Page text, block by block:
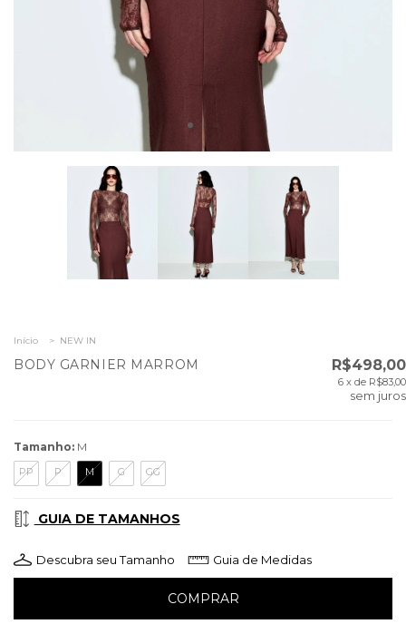
Início > NEW IN
BODY GARNIER MARROM R$498,00
6 x de R$83,00
sem juros
Tamanho: M
PP P M G GG
GUIA DE TAMANHOS
Descubra seu Tamanho Guia de Medidas